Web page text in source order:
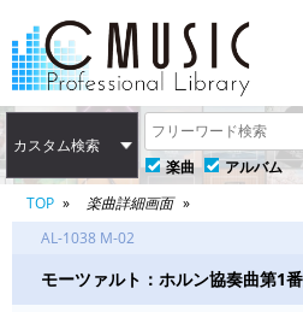
カスタム検索
楽曲
アルバム
TOP
楽曲詳細画面
AL-1038 M-02
モーツァルト：ホルン協奏曲第1